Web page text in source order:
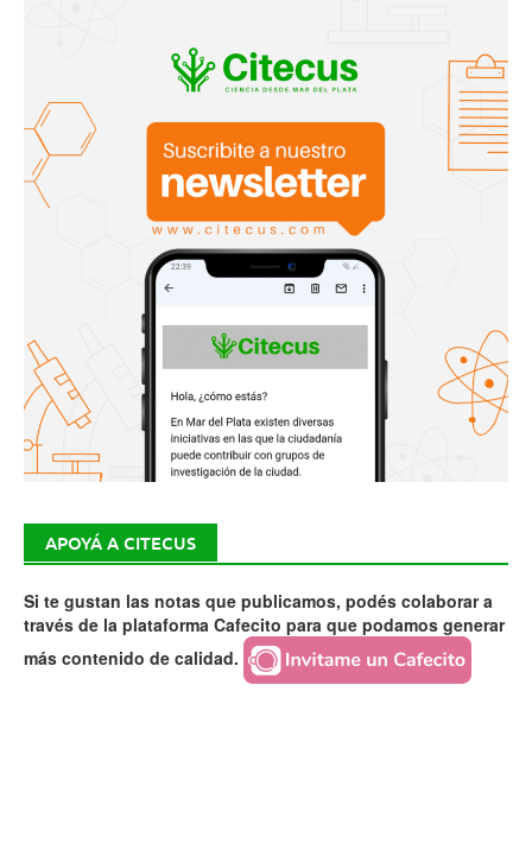
APOYÁ A CITECUS
Si te gustan las notas que publicamos, podés colaborar a
través de la plataforma Cafecito para que podamos generar
más contenido de calidad.